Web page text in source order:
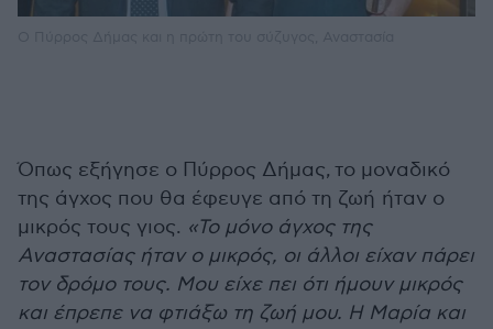
Όπως εξήγησε ο Πύρρος Δήμας, το μοναδικό
της άγχος που θα έφευγε από τη ζωή ήταν ο
μικρός τους γιος. «Το μόνο άγχος της
Αναστασίας ήταν ο μικρός, οι άλλοι είχαν πάρει
τον δρόμο τους. Μου είχε πει ότι ήμουν μικρός
και έπρεπε να φτιάξω τη ζωή μου. Η Μαρία και